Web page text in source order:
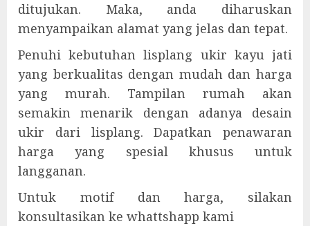
ditujukan. Maka, anda diharuskan
menyampaikan alamat yang jelas dan tepat.
Penuhi kebutuhan lisplang ukir kayu jati
yang berkualitas dengan mudah dan harga
yang murah. Tampilan rumah akan
semakin menarik dengan adanya desain
ukir dari lisplang. Dapatkan penawaran
harga yang spesial khusus untuk
langganan.
Untuk motif dan harga, silakan
konsultasikan ke whattshapp kami